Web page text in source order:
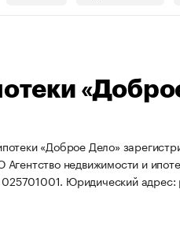
«Доброе Дело»
недвижимости и
Юридический адрес: